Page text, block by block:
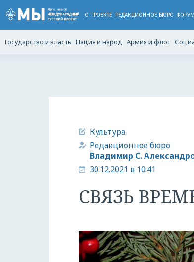
О ПРОЕКТЕ РЕДАКЦИОННОЕ БЮРО ФОРУМ
Государство и власть Нация и народ Армия и флот
Культура
Редакционное бюро
Владимир С.
30.12.2021 в 10:41
СВЯЗЬ